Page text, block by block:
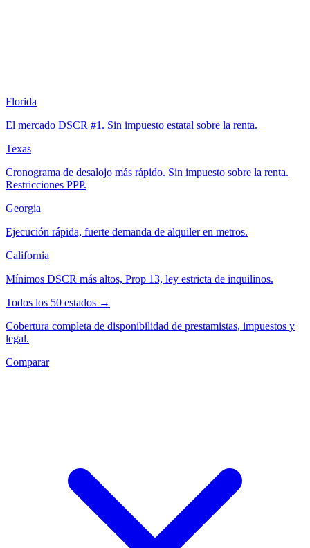
Florida
El mercado DSCR #1. Sin impuesto estatal sobre la renta.
Texas
Cronograma de desalojo más rápido. Sin impuesto sobre la renta.
Restricciones PPP.
Georgia
Ejecución rápida, fuerte demanda de alquiler en metros.
California
Mínimos DSCR más altos, Prop 13, ley estricta de inquilinos.
Todos los 50 estados →
Cobertura completa de disponibilidad de prestamistas, impuestos y
legal.
Comparar